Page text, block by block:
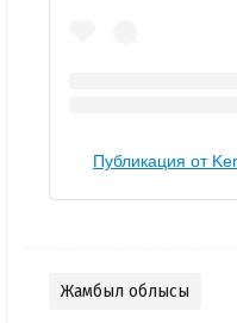
Публикация от
Жамбыл облысы